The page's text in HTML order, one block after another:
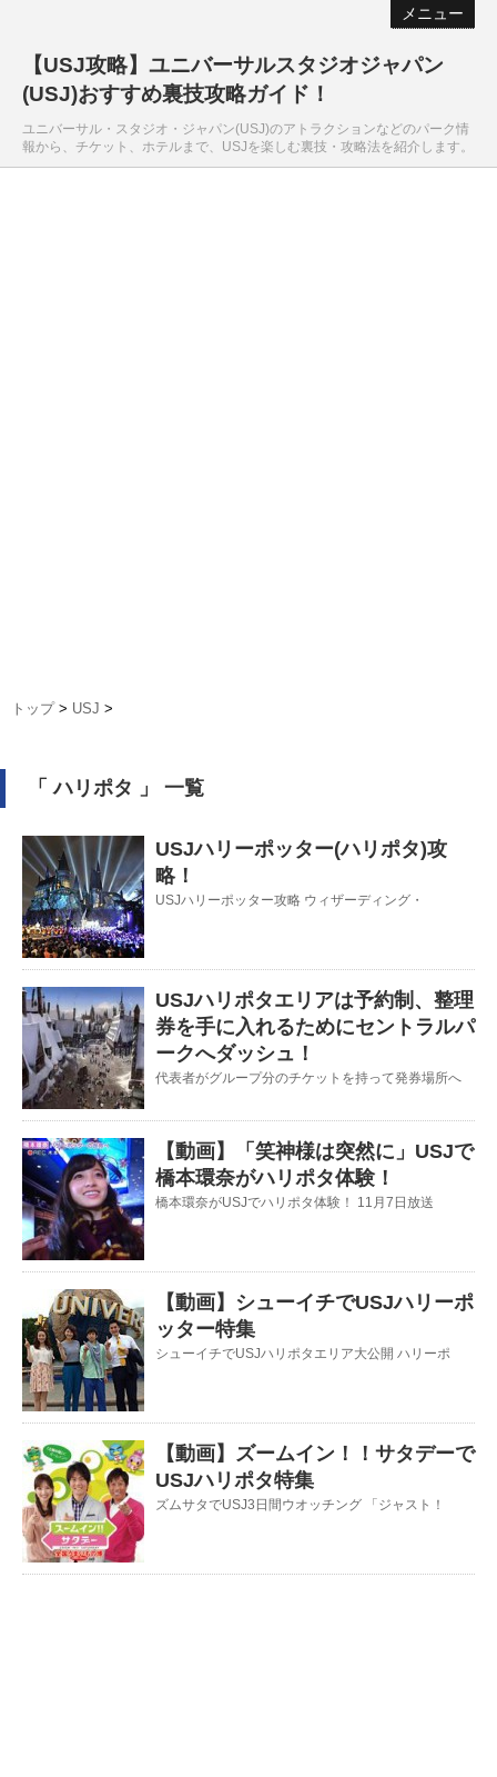
メニュー
【USJ攻略】ユニバーサルスタジオジャパン
(USJ)おすすめ裏技攻略ガイド！
ユニバーサル・スタジオ・ジャパン(USJ)のアトラクションなどのパーク情
報から、チケット、ホテルまで、USJを楽しむ裏技・攻略法を紹介します。
トップ > USJ >
「 ハリポタ 」 一覧
USJハリーポッター(ハリポタ)攻
略！
USJハリーポッター攻略 ウィザーディング・
USJハリポタエリアは予約制、整理
券を手に入れるためにセントラルパ
ークへダッシュ！
代表者がグループ分のチケットを持って発券場所へ
【動画】「笑神様は突然に」USJで
橋本環奈がハリポタ体験！
橋本環奈がUSJでハリポタ体験！ 11月7日放送
【動画】シューイチでUSJハリーポ
ッター特集
シューイチでUSJハリポタエリア大公開 ハリーポ
【動画】ズームイン！！サタデーで
USJハリポタ特集
ズムサタでUSJ3日間ウオッチング 「ジャスト！